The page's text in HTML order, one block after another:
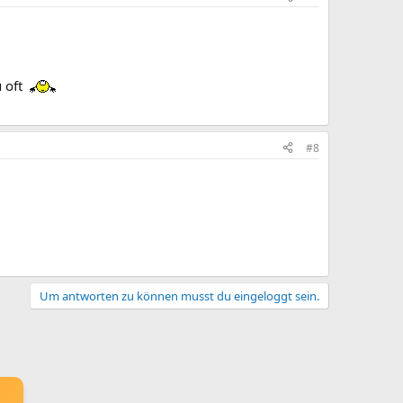
oft
#8
Um antworten zu können musst du eingeloggt sein.